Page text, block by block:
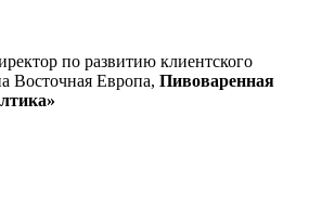
по развитию клиентского
Восточная Европа, Пивоваренная